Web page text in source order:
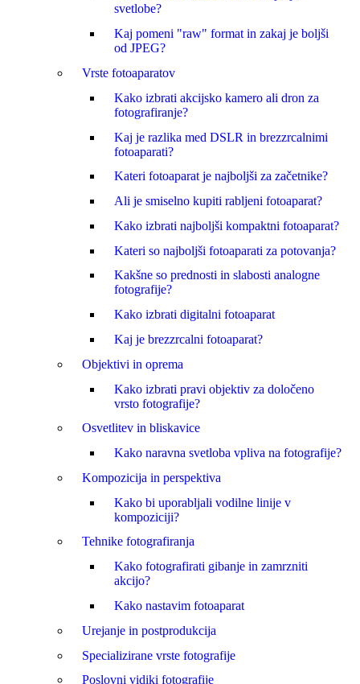
svetlobe?
Kaj pomeni "raw" format in zakaj je boljši
od JPEG?
Vrste fotoaparatov
Kako izbrati akcijsko kamero ali dron za
fotografiranje?
Kaj je razlika med DSLR in brezzrcalnimi
fotoaparati?
Kateri fotoaparat je najboljši za začetnike?
Ali je smiselno kupiti rabljeni fotoaparat?
Kako izbrati najboljši kompaktni fotoaparat?
Kateri so najboljši fotoaparati za potovanja?
Kakšne so prednosti in slabosti analogne
fotografije?
Kako izbrati digitalni fotoaparat
Kaj je brezzrcalni fotoaparat?
Objektivi in oprema
Kako izbrati pravi objektiv za določeno
vrsto fotografije?
Osvetlitev in bliskavice
Kako naravna svetloba vpliva na fotografije?
Kompozicija in perspektiva
Kako bi uporabljali vodilne linije v
kompoziciji?
Tehnike fotografiranja
Kako fotografirati gibanje in zamrzniti
akcijo?
Kako nastavim fotoaparat
Urejanje in postprodukcija
Specializirane vrste fotografije
Poslovni vidiki fotografije